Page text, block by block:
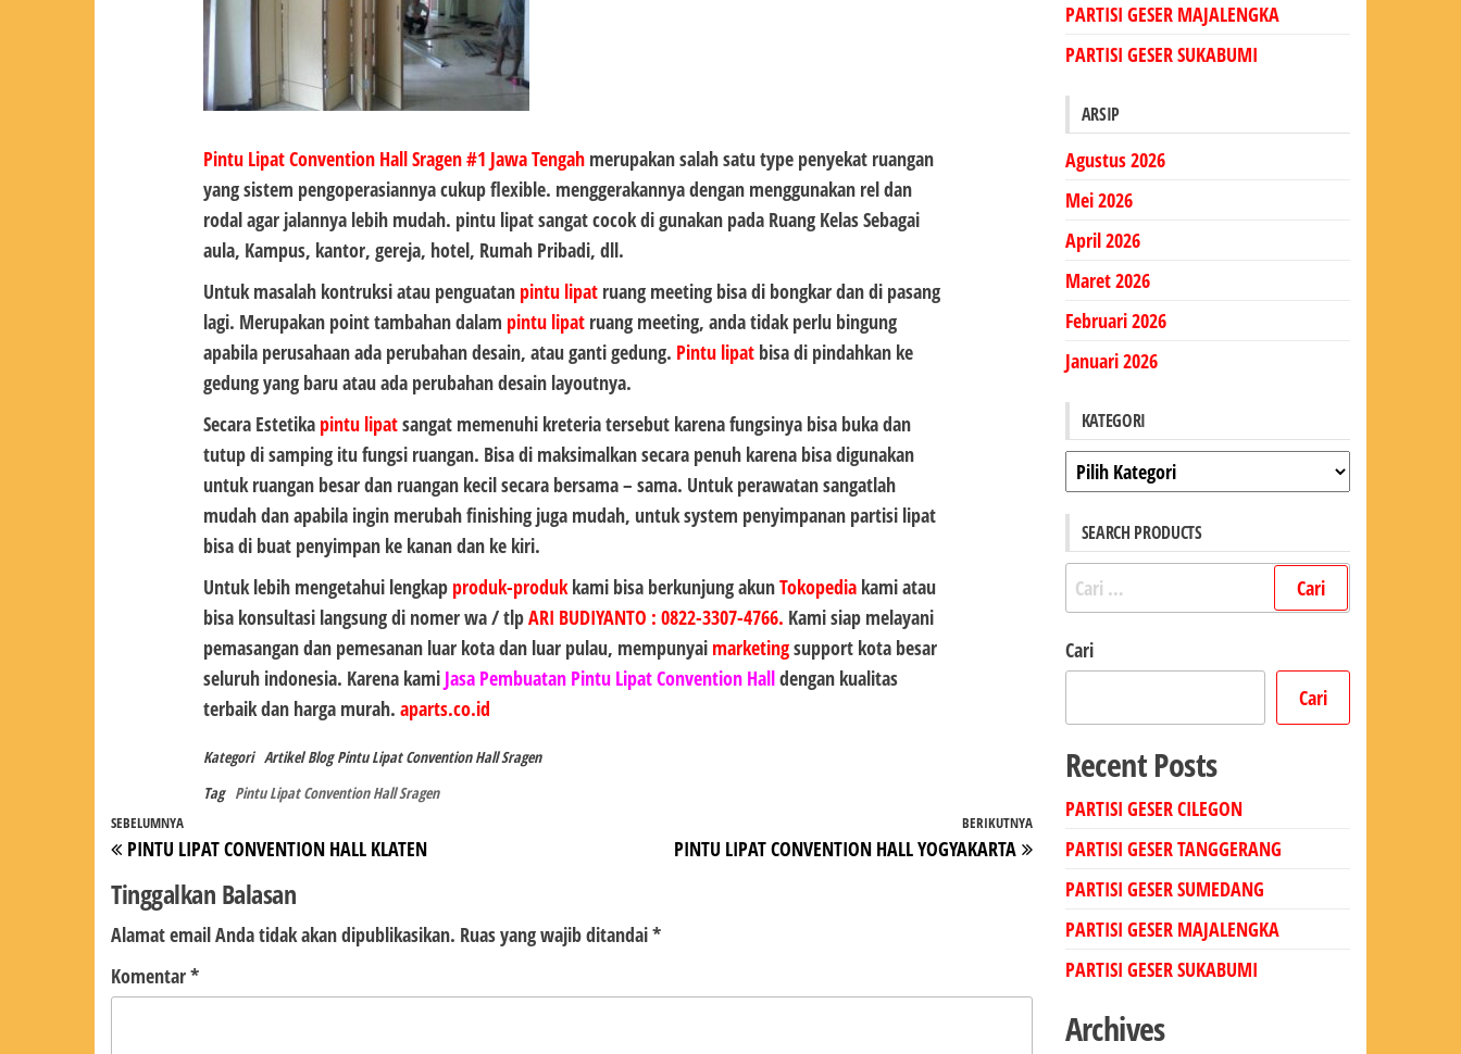
Pintu Lipat Convention Hall Sragen #1 Jawa Tengahmerupakan salah satu type penyekat ruangan
yang sistem pengoperasiannya cukup flexible. menggerakannya dengan menggunakan rel dan
rodal agar jalannya lebih mudah. pintu lipat sangat cocok di gunakan pada Ruang Kelas Sebagai
aula, Kampus, kantor, gereja, hotel, Rumah Pribadi, dll.
Untuk masalah kontruksi atau penguatan pintu lipatruang meeting bisa di bongkar dan di pasang
lagi. Merupakan point tambahan dalam pintu lipatruang meeting, anda tidak perlu bingung
apabila perusahaan ada perubahan desain, atau ganti gedung. Pintu lipatbisa di pindahkan ke
gedung yang baru atau ada perubahan desain layoutnya.
Secara Estetika pintu lipatsangat memenuhi kreteria tersebut karena fungsinya bisa buka dan
tutup di samping itu fungsi ruangan. Bisa di maksimalkan secara penuh karena bisa digunakan
untuk ruangan besar dan ruangan kecil secara bersama – sama. Untuk perawatan sangatlah
mudah dan apabila ingin merubah finishing juga mudah, untuk system penyimpanan partisi lipat
bisa di buat penyimpan ke kanan dan ke kiri.
Untuk lebih mengetahui lengkap produk-produkkami bisa berkunjung akunTokopediakami atau
bisa konsultasi langsung di nomer wa / tlpARI BUDIYANTO : 0822-3307-4766. Kami siap melayani
pemasangan dan pemesanan luar kota dan luar pulau, mempunyai marketingsupport kota besar
seluruh indonesia. Karena kami Jasa Pembuatan Pintu Lipat Convention Halldengan kualitas
terbaik dan harga murah. aparts.co.id
Kategori Artikel Blog Pintu Lipat Convention Hall Sragen
Tag Pintu Lipat Convention Hall Sragen
Navigasi
pos
Pos
Sebelumnya
SEBELUMNYA
PINTU LIPAT CONVENTION HALL KLATEN
Pos
Berikutnya
BERIKUTNYA
PINTU LIPAT CONVENTION HALL YOGYAKARTA
Tinggalkan Balasan
Alamat email Anda tidak akan dipublikasikan. Ruas yang wajib ditandai*
Komentar*
PARTISI GESER MAJALENGKA
PARTISI GESER SUKABUMI
ARSIP
Agustus 2026
Mei 2026
April 2026
Maret 2026
Februari 2026
Januari 2026
KATEGORI
Kategori
SEARCH PRODUCTS
Cari
untuk:
Cari
Cari
Recent Posts
PARTISI GESER CILEGON
PARTISI GESER TANGGERANG
PARTISI GESER SUMEDANG
PARTISI GESER MAJALENGKA
PARTISI GESER SUKABUMI
Archives